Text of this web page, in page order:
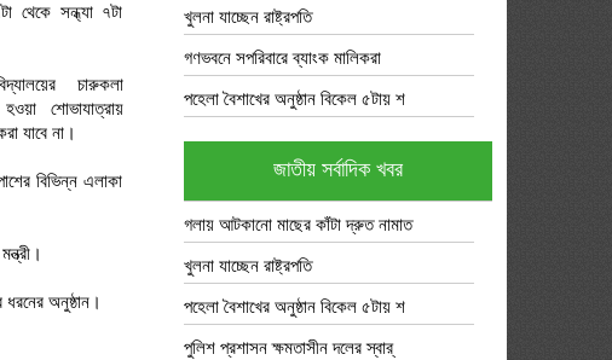
থেকে সন্ধ্যা ৭টা
চারুকলা
শোভাযাত্রায়
যাবে না।
বিভিন্ন এলাকা
অনুষ্ঠান।
খুলনা যাচ্ছেন রাষ্ট্রপতি
গণভবনে সপরিবারে ব্যাংক মালিকরা
পহেলা বৈশাখের অনুষ্ঠান বিকেল ৫টায় শ
জাতীয় সর্বাদিক খবর
গলায় আটকানো মাছের কাঁটা দ্রুত নামাত
খুলনা যাচ্ছেন রাষ্ট্রপতি
পহেলা বৈশাখের অনুষ্ঠান বিকেল ৫টায় শ
পুলিশ প্রশাসন ক্ষমতাসীন দলের স্বার্